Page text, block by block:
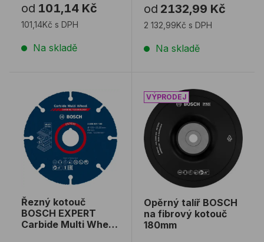
Ideální také pro ...
od 101,14 Kč
101,14Kč s DPH
Na skladě
od 2132,99 Kč
2 132,99Kč s DPH
Na skladě
Řezný kotouč BOSCH EXPERT Carbide Multi Wheel
Řezný kotouč
BOSCH EXPERT
Carbide Multi Wheel
Opěrný talíř BOSCH na
Opěrný talíř BOSCH
na fibrový kotouč
180mm